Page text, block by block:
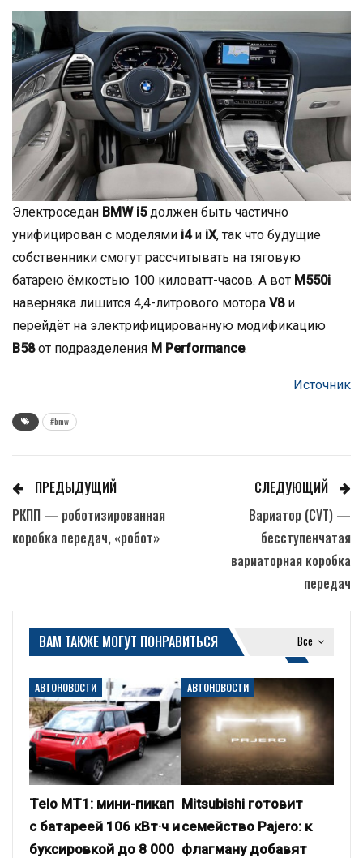
Электроседан BMW i5должен быть частично
унифицирован с моделями i4и iX, так что будущие
собственники смогут рассчитывать на тяговую
батарею ёмкостью 100 киловатт-часов. А вот M550i
наверняка лишится 4,4-литрового мотора V8и
перейдёт на электрифицированную модификацию
B58от подразделения M Performance.
Источник
#bmw
ПРЕДЫДУЩИЙ
РКПП — роботизированная
коробка передач, «робот»
СЛЕДУЮЩИЙ
Вариатор (CVT) —
бесступенчатая
вариаторная коробка
передач
Все
ВАМ ТАКЖЕ МОГУТ ПОНРАВИТЬСЯ
АВТОНОВОСТИ
Telo MT1: мини-пикап
с батареей 106 кВт·ч и
буксировкой до 8 000
АВТОНОВОСТИ
Mitsubishi готовит
семейство Pajero: к
флагману добавят